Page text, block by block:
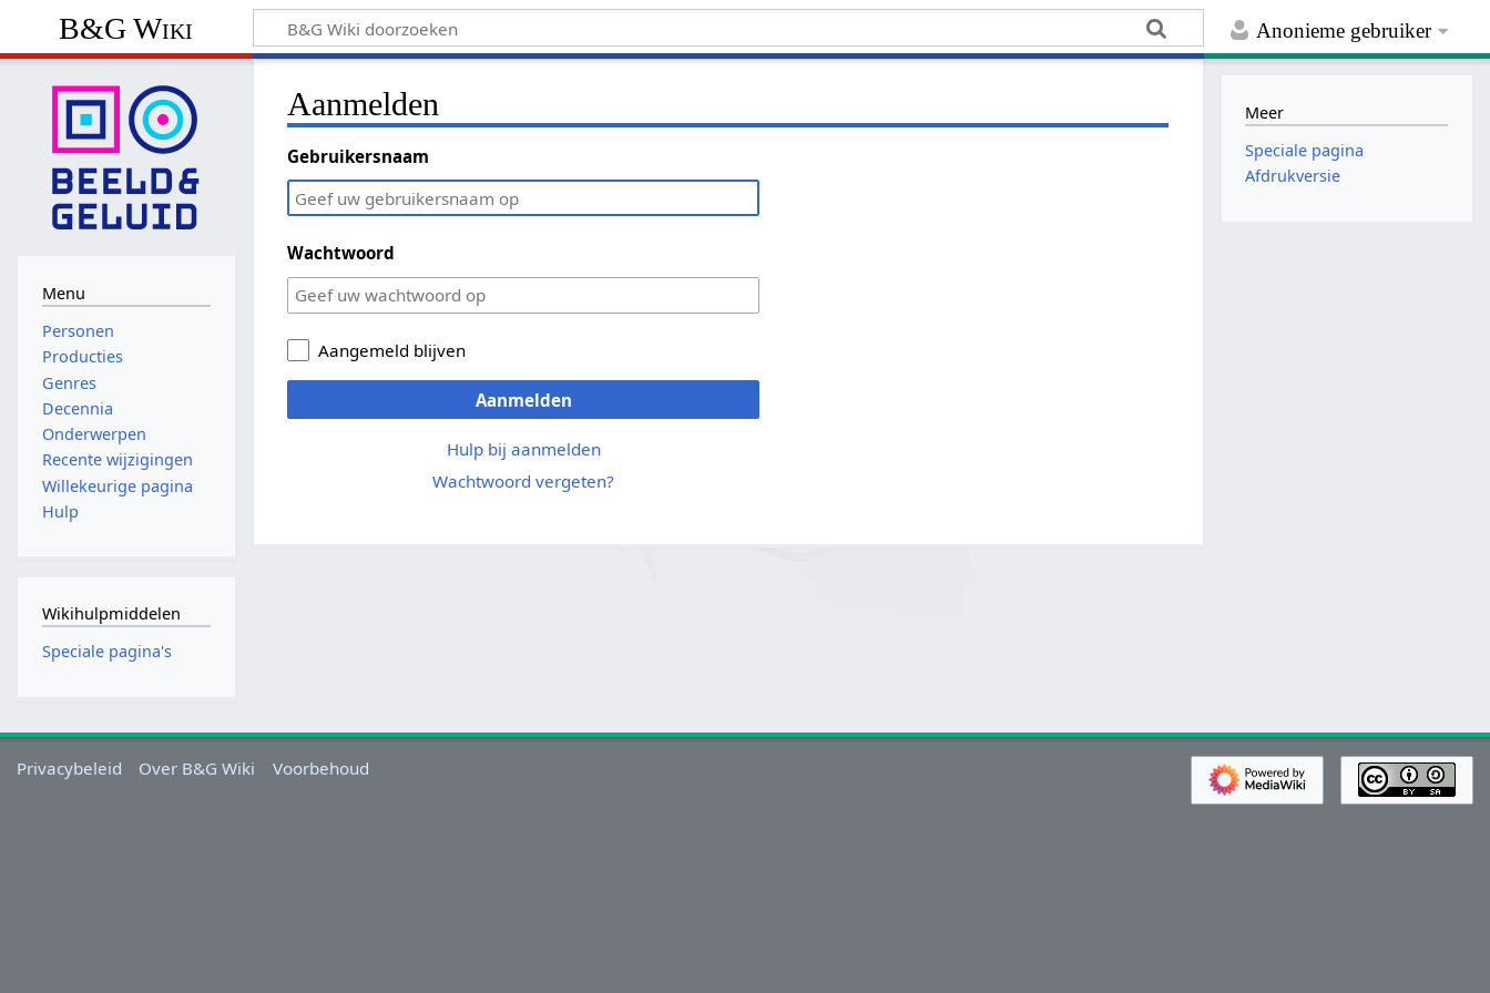
Anonieme gebruiker
B&G Wiki
Aanmelden
Gebruikersnaam
Wachtwoord
Aangemeld blijven
Aanmelden
Hulp bij aanmelden
Wachtwoord vergeten?
Menu
Personen
Producties
Genres
Decennia
Onderwerpen
Recente wijzigingen
Willekeurige pagina
Hulp
Wikihulpmiddelen
Speciale pagina's
Meer
Speciale pagina
Afdrukversie
Privacybeleid Over B&G Wiki Voorbehoud